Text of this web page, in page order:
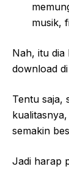
musik,
Nah, itu dia
download
Tentu saja,
semakin
Jadi harap